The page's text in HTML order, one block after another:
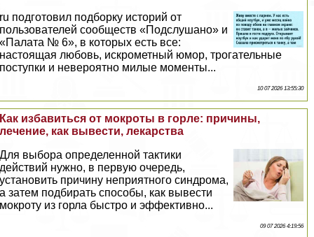
ru подготовил подборку историй от
пользователей сообществ «Подслушано» и
«Палата № 6», в которых есть все:
настоящая любовь, искрометный юмор, трогательные
поступки и невероятно милые моменты...
10 07 2026 13:55:30
Как избавиться от мокроты в горле: причины,
лечение, как вывести, лекарства
Для выбора определенной тактики
действий нужно, в первую очередь,
установить причину неприятного синдрома,
а затем подбирать способы, как вывести
мокроту из горла быстро и эффективно...
09 07 2026 4:19:56